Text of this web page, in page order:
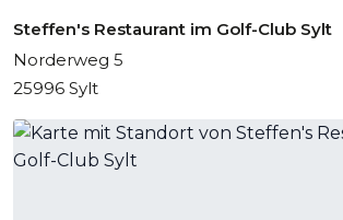
Steffen's Restaurant im Golf-Club Sylt
Norderweg 5
25996 Sylt